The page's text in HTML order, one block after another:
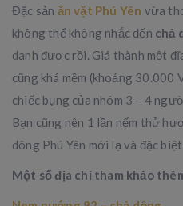
Đặc sản ăn vặt Phú Yên vừa
không thể không nhắc đến chả
danh được rồi. Giá thành một
cũng khá mềm (khoảng
chiếc bụng của nhóm 3 – 4
Bạn cũng nên 1 lần nếm thử
dông Phú Yên mới lạ và đặc
Một số địa chỉ tham khảo